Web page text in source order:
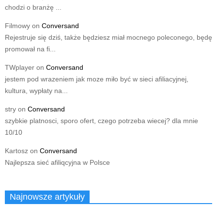
chodzi o branżę ...
Filmowy on Conversand
Rejestruje się dziś, także będziesz miał mocnego poleconego, będę
promował na fi...
TWplayer on Conversand
jestem pod wrazeniem jak moze miło być w sieci afiliacyjnej,
kultura, wypłaty na...
stry on Conversand
szybkie platnosci, sporo ofert, czego potrzeba wiecej? dla mnie
10/10
Kartosz on Conversand
Najlepsza sieć afiliqcyjna w Polsce
Najnowsze artykuły